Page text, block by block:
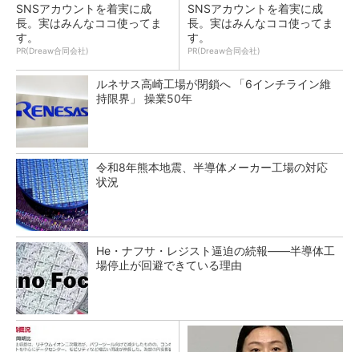
SNSアカウントを着実に成
長。実はみんなココ使ってま
す。
PR(Dreaw合同会社)
SNSアカウントを着実に成
長。実はみんなココ使ってま
す。
PR(Dreaw合同会社)
ルネサス高崎工場が閉鎖へ 「6インチライン維
持限界」 操業50年
令和8年熊本地震、半導体メーカー工場の対応
状況
He・ナフサ・レジスト逼迫の続報――半導体工
場停止が回避できている理由